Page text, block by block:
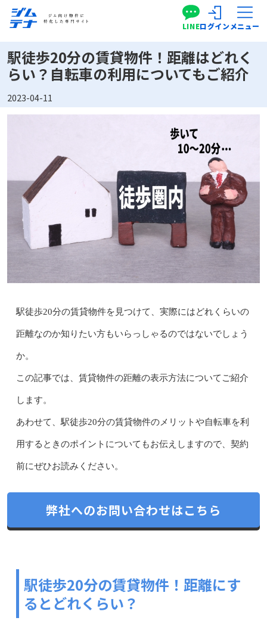
LINEログインメニュー
駅徒歩20分の賃貸物件！距離はどれく
らい？自転車の利用についてもご紹介
2023-04-11
駅徒歩20分の賃貸物件を見つけて、実際にはどれくらいの
距離なのか知りたい方もいらっしゃるのではないでしょう
か。
この記事では、賃貸物件の距離の表示方法についてご紹介
します。
あわせて、駅徒歩20分の賃貸物件のメリットや自転車を利
用するときのポイントについてもお伝えしますので、契約
前にぜひお読みください。
弊社へのお問い合わせはこちら
駅徒歩20分の賃貸物件！距離にす
るとどれくらい？